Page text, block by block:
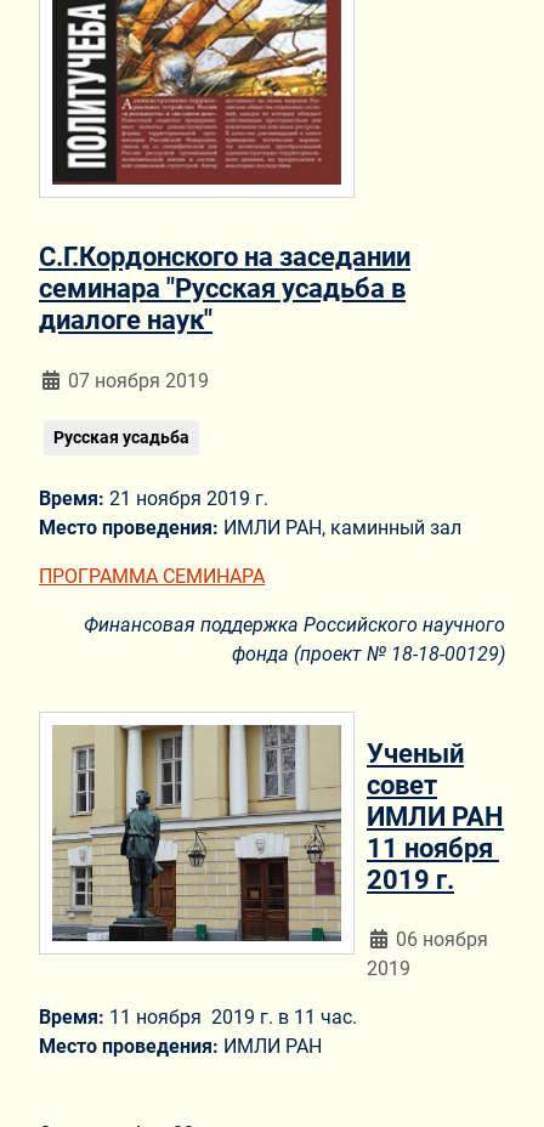
С.Г.Кордонского на заседании
семинара "Русская усадьба в
диалоге наук"
Информация о материале
07 ноября 2019
Русская усадьба
Время: 21 ноября 2019 г.
Место проведения: ИМЛИ РАН, каминный зал
ПРОГРАММА СЕМИНАРА
Финансовая поддержка Российского научного
фонда (проект № 18-18-00129)
Ученый
совет
ИМЛИ РАН
11 ноября
2019 г.
Информация о
06 ноября
2019
Время: 11 ноября 2019 г. в 11 час.
Место проведения: ИМЛИ РАН